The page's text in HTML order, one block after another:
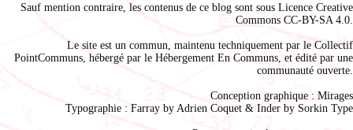
Sauf mention contraire, les contenus de ce blog sont sous Licence Creative
Commons CC-BY-SA 4.0
Le site est un commun, maintenu techniquement par le Collectif
PointCommuns , hébergé par le Hébergement En Communs , et édité par une
communauté ouverte.
Conception graphique : Mirages
Typographie : Farray by Adrien Coquet & Inder by Sorkin Type